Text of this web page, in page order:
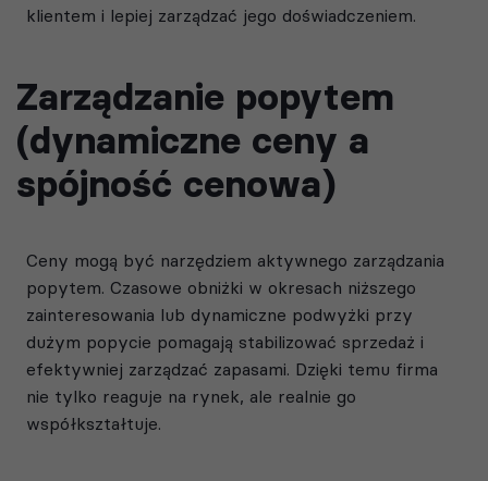
klientem i lepiej zarządzać jego doświadczeniem.
Zarządzanie popytem
(dynamiczne ceny a
spójność cenowa)
Ceny mogą być narzędziem aktywnego zarządzania
popytem. Czasowe obniżki w okresach niższego
zainteresowania lub dynamiczne podwyżki przy
dużym popycie pomagają stabilizować sprzedaż i
efektywniej zarządzać zapasami. Dzięki temu firma
nie tylko reaguje na rynek, ale realnie go
współkształtuje.